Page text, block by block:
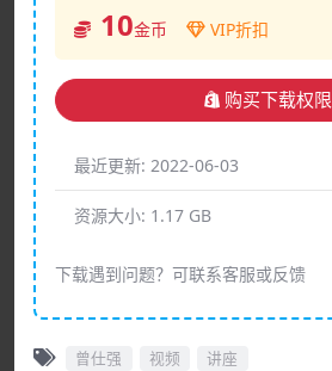
10金币 VIP折扣
购买下载权限
最近更新: 2022-06-03
资源大小: 1.17 GB
下载遇到问题？可联系客服或反馈
曾仕强 视频 讲座